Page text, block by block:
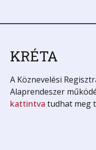
KRÉTA
A Köznevelési
Alaprendeszer
kattintva tudhat meg